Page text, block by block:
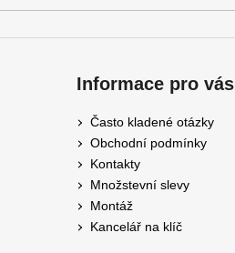
Informace pro vás
Často kladené otázky
Obchodní podmínky
Kontakty
Množstevní slevy
Montáž
Kancelář na klíč